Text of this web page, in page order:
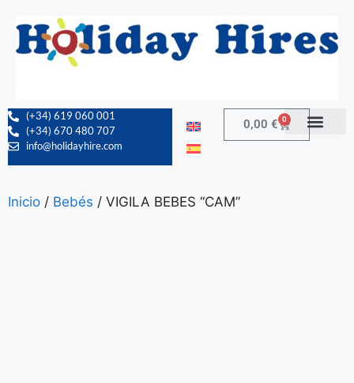
(+34) 619 060 001
(+34) 670 480 707
info@holidayhire.com
0,00€ 0
Inicio / Bebés / VIGILA BEBES “CAM”